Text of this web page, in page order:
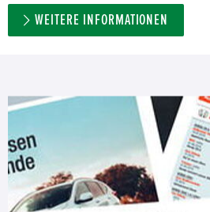
WEITERE INFORMATIONEN